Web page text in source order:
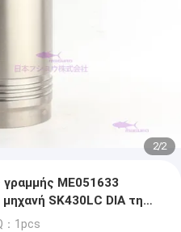
2/2
ME051633
SK430LC DIA της
：1pcs